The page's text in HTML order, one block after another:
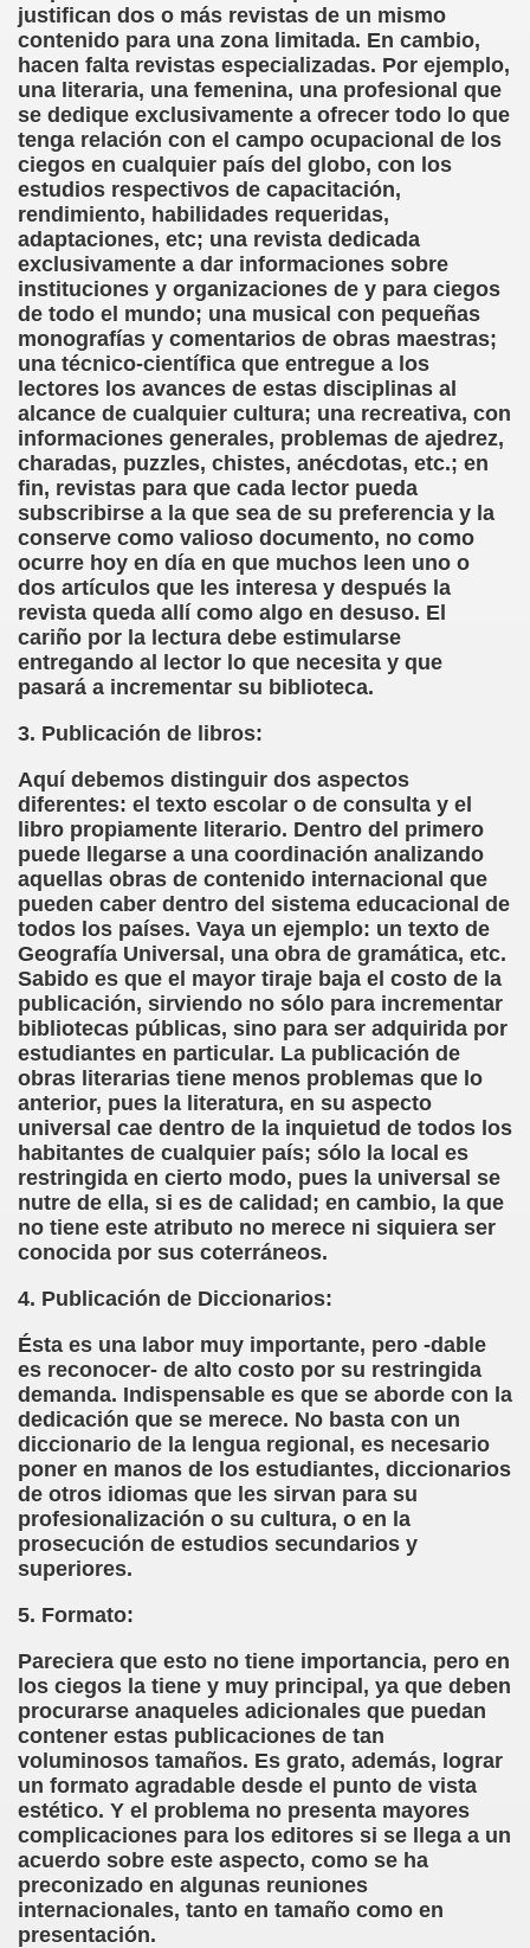
justifican dos o más revistas de un mismo
contenido para una zona limitada. En cambio,
hacen falta revistas especializadas. Por ejemplo,
una literaria, una femenina, una profesional que
se dedique exclusivamente a ofrecer todo lo que
tenga relación con el campo ocupacional de los
ciegos en cualquier país del globo, con los
estudios respectivos de capacitación,
rendimiento, habilidades requeridas,
adaptaciones, etc; una revista dedicada
exclusivamente a dar informaciones sobre
instituciones y organizaciones de y para ciegos
de todo el mundo; una musical con pequeñas
monografías y comentarios de obras maestras;
una técnico-científica que entregue a los
lectores los avances de estas disciplinas al
alcance de cualquier cultura; una recreativa, con
informaciones generales, problemas de ajedrez,
charadas, puzzles, chistes, anécdotas, etc.; en
fin, revistas para que cada lector pueda
subscribirse a la que sea de su preferencia y la
conserve como valioso documento, no como
ocurre hoy en día en que muchos leen uno o
dos artículos que les interesa y después la
revista queda allí como algo en desuso. El
cariño por la lectura debe estimularse
entregando al lector lo que necesita y que
pasará a incrementar su biblioteca.
3. Publicación de libros:
Aquí debemos distinguir dos aspectos
diferentes: el texto escolar o de consulta y el
libro propiamente literario. Dentro del primero
puede llegarse a una coordinación analizando
aquellas obras de contenido internacional que
pueden caber dentro del sistema educacional de
todos los países. Vaya un ejemplo: un texto de
Geografía Universal, una obra de gramática, etc.
Sabido es que el mayor tiraje baja el costo de la
publicación, sirviendo no sólo para incrementar
bibliotecas públicas, sino para ser adquirida por
estudiantes en particular. La publicación de
obras literarias tiene menos problemas que lo
anterior, pues la literatura, en su aspecto
universal cae dentro de la inquietud de todos los
habitantes de cualquier país; sólo la local es
restringida en cierto modo, pues la universal se
nutre de ella, si es de calidad; en cambio, la que
no tiene este atributo no merece ni siquiera ser
conocida por sus coterráneos.
4. Publicación de Diccionarios:
Ésta es una labor muy importante, pero -dable
es reconocer- de alto costo por su restringida
demanda. Indispensable es que se aborde con la
dedicación que se merece. No basta con un
diccionario de la lengua regional, es necesario
poner en manos de los estudiantes, diccionarios
de otros idiomas que les sirvan para su
profesionalización o su cultura, o en la
prosecución de estudios secundarios y
superiores.
5. Formato:
Pareciera que esto no tiene importancia, pero en
los ciegos la tiene y muy principal, ya que deben
procurarse anaqueles adicionales que puedan
contener estas publicaciones de tan
voluminosos tamaños. Es grato, además, lograr
un formato agradable desde el punto de vista
estético. Y el problema no presenta mayores
complicaciones para los editores si se llega a un
acuerdo sobre este aspecto, como se ha
preconizado en algunas reuniones
internacionales, tanto en tamaño como en
presentación.
30-11-11 (Pedro Zurita)
Horizontes, Enrique Elissalde y Carmen Roig)
Martín Figueroa)
Lectobraillístico (Egosan)
Otero)
ajedrecistas ciegos (Roberto Enjuto)
Martín Figueroa)
Ángel Vázquez)
Vera)
(Manuel González Otero)
Braille (María Jesús Cañamares)
Agosto 2001 (Fermín Tamayo)
(Pedro A. Zurita)
2005 (Fermín Tamayo)
2005 (Fermín Tamayo)
2011 (Fermín Tamayo)
la Participación de las Personas Deficientes Visuales
Oliva)
la Luz (Brígida Rivas Ordóñez)
Mas Sancho)
Jesús Sánchez Oliva)
Jesús Cañamares)
Martín Figueroa)
(César Puente Fuente)
a Louis Braille (Alberto Gil)
Rosell Vera)
de los Niños Invidentes hasta la Puesta en Marcha de
de Pasado, de Presente y de Futuro (Equipos del
(Pedro Zurita)
(Pedro Zurita)
(Pedro Zurita)
Euskera (Pedro Zurita)
de San Ovidio (Roberto Enjuto)